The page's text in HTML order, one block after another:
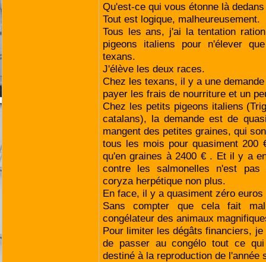
Qu'est-ce qui vous étonne là
Tout est logique, malheureusement.
Tous les ans, j'ai la tentation
pigeons italiens pour n'élever
texans.
J'élève les deux races.
Chez les texans, il y a une
payer les frais de nourriture et un
Chez les petits pigeons italiens
catalans), la demande est de
mangent des petites graines, qui
tous les mois pour quasiment 200
qu'en graines à 2400 € . Et il y a
contre les salmonelles n'est
coryza herpétique non plus.
En face, il y a quasiment zéro
Sans compter que cela fait
congélateur des animaux
Pour limiter les dégâts financiers,
de passer au congélo tout ce
destiné à la reproduction de l'année